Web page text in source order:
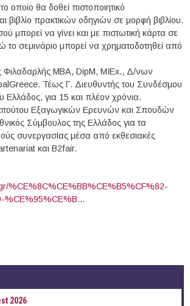
οποίο θα δοθεί πιστοποιητικό
βιβλίο πρακτικών οδηγιών σε μορφή βιβλίου.
μπορεί να γίνει και με πιστωτική κάρτα σε
το σεμινάριο μπορεί να χρηματοδοτηθεί από
MBA, DipM, MIEx., Δ/νων
Τέως Γ. Διευθυντής του Συνδέσμου
για 15 και πλέον χρόνια.
Εξαγωγικών Ερευνών και Σπουδών
Σύμβουλος της Ελλάδος για τα
συνεργασίας μέσα από εκθεσιακές
και B2fair.
%CE%8C%CE%BB%CE%B5%CF%82-
%CE%95%CE%B...
2026